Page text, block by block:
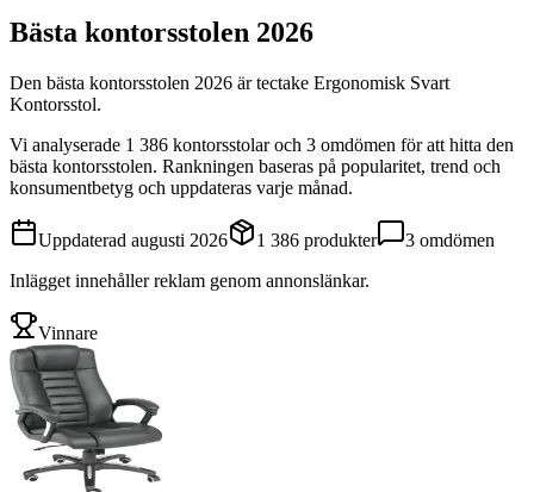
Bästa kontorsstolen 2026
Den bästa kontorsstolen 2026 ärtectake Ergonomisk Svart
Kontorsstol.
Vi analyserade 1 386 kontorsstolaroch 3 omdömen för att hitta den
bästa kontorsstolen. Rankningen baseras på popularitet, trend och
konsumentbetyg och uppdateras varje månad.
Uppdaterad augusti 2026 1 386 produkter 3 omdömen
Inlägget innehåller reklam genom annonslänkar.
Vinnare